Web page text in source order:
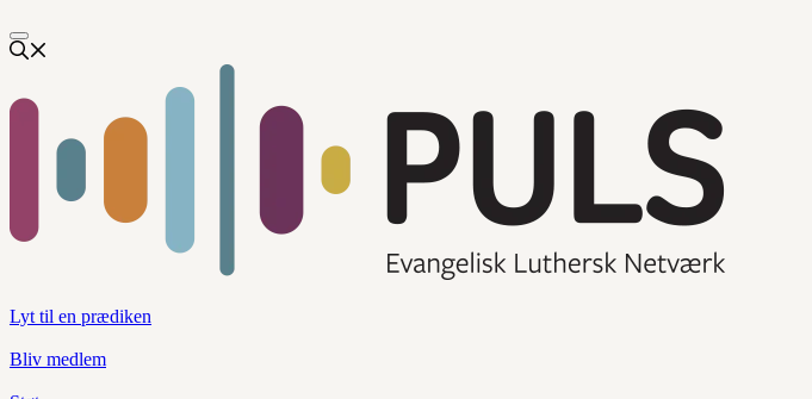
Lyt til en prædiken
Bliv medlem